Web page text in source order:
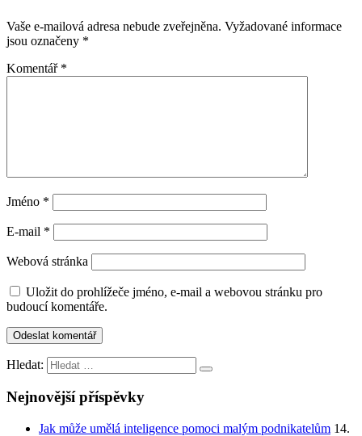
Vaše e-mailová adresa nebude zveřejněna. Vyžadované informace
jsou označeny *
Komentář *
Jméno *
E-mail *
Webová stránka
Uložit do prohlížeče jméno, e-mail a webovou stránku pro
budoucí komentáře.
Hledat:
Nejnovější příspěvky
Jak může umělá inteligence pomoci malým podnikatelům 14.